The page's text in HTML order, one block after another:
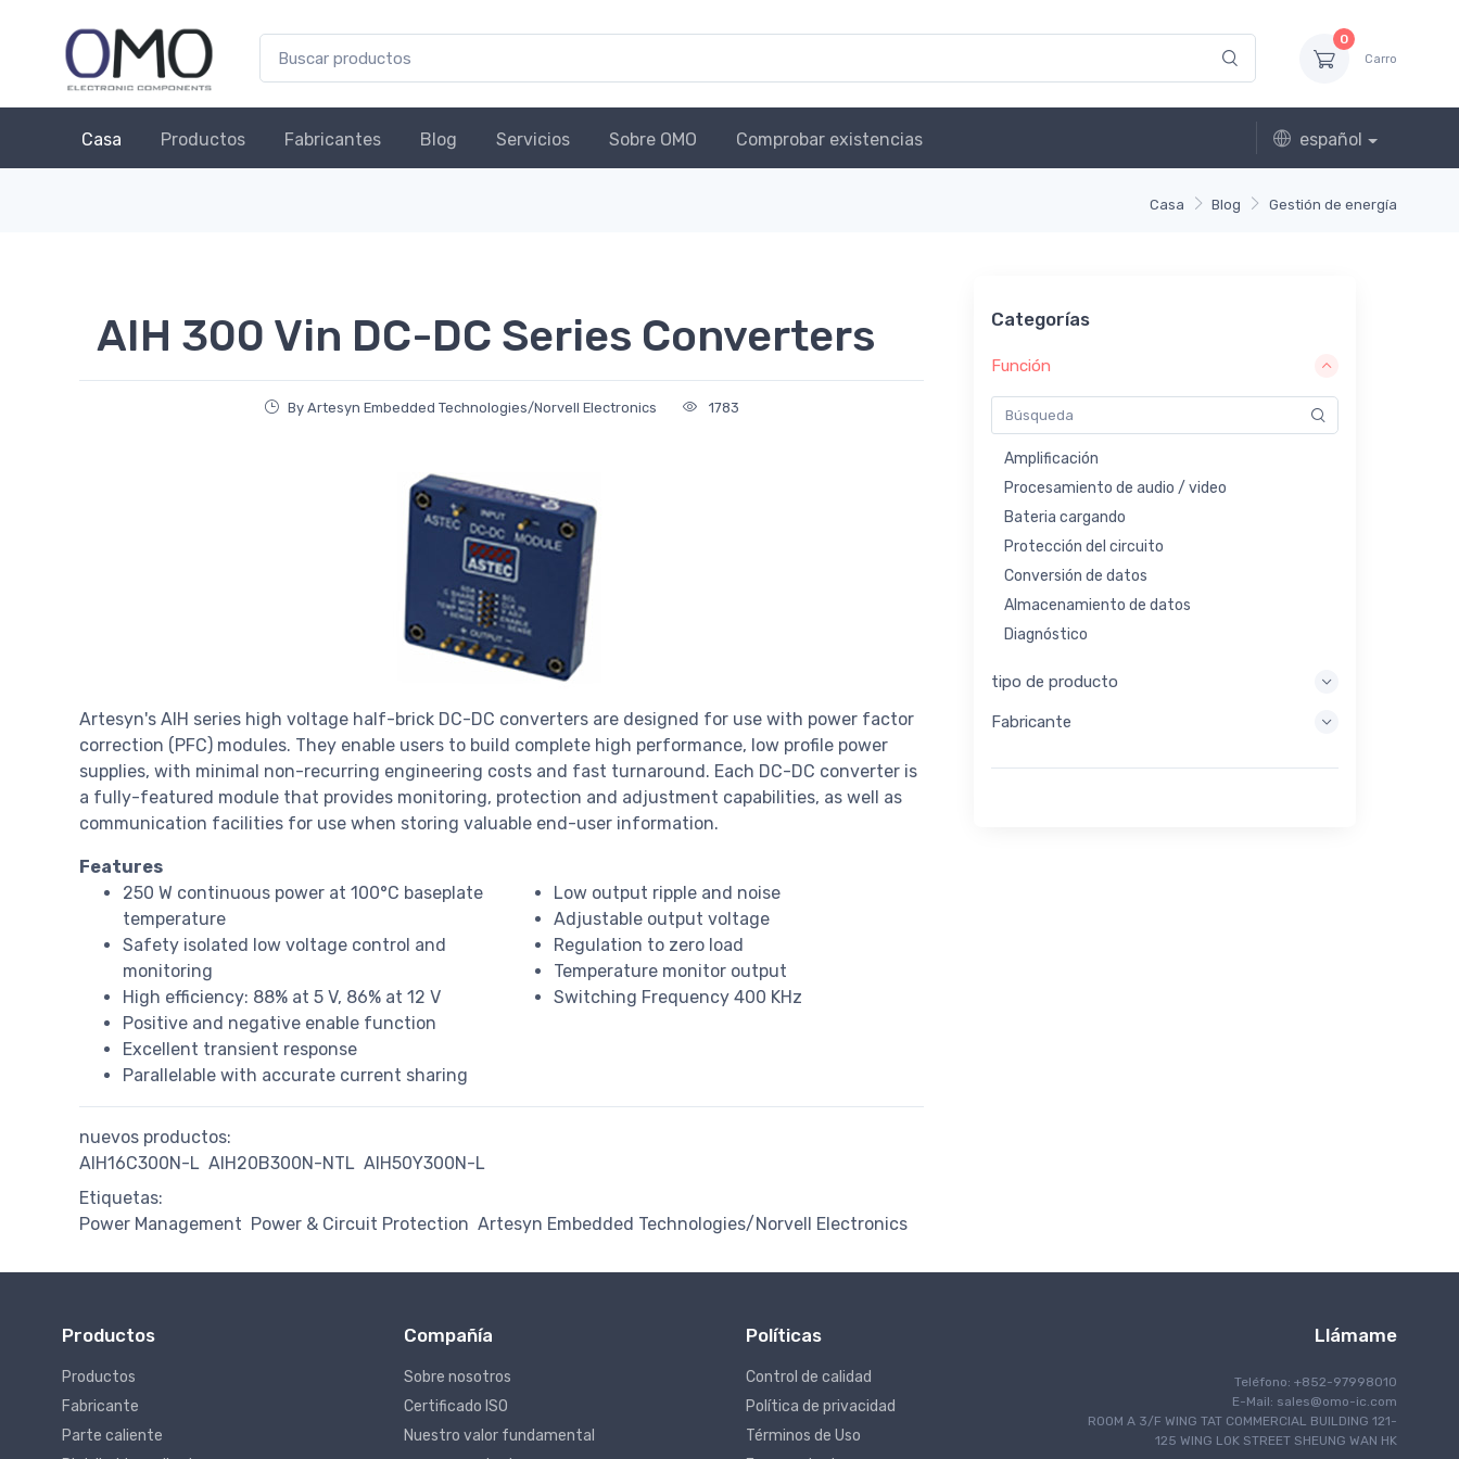
0
Carro
Casa Productos Fabricantes Blog Servicios Sobre OMO Comprobar existencias español
Casa Blog Gestión de energía
AIH 300 Vin DC-DC Series Converters
By Artesyn Embedded Technologies/Norvell Electronics 1783
Artesyn's AIH series high voltage half-brick DC-DC converters are designed for use with power factor
correction (PFC) modules. They enable users to build complete high performance, low profile power
supplies, with minimal non-recurring engineering costs and fast turnaround. Each DC-DC converter is
a fully-featured module that provides monitoring, protection and adjustment capabilities, as well as
communication facilities for use when storing valuable end-user information.
Features
250 W continuous power at 100°C baseplate
temperature
Safety isolated low voltage control and
monitoring
High efficiency: 88% at 5 V, 86% at 12 V
Positive and negative enable function
Excellent transient response
Parallelable with accurate current sharing
Low output ripple and noise
Adjustable output voltage
Regulation to zero load
Temperature monitor output
Switching Frequency 400 KHz
nuevos productos:
AIH16C300N-L AIH20B300N-NTL AIH50Y300N-L
Etiquetas:
Power Management Power & Circuit Protection Artesyn Embedded Technologies/Norvell Electronics
Categorías
Función
Amplificación
Procesamiento de audio / video
Bateria cargando
Protección del circuito
Conversión de datos
Almacenamiento de datos
Diagnóstico
Procesamiento integrado
Recolección de energía
Gestión de temporización y reloj
tipo de producto
Fabricante
Productos
Productos
Fabricante
Parte caliente
Compañía
Sobre nosotros
Certificado ISO
Nuestro valor fundamental
Políticas
Control de calidad
Política de privacidad
Términos de Uso
Llámame
Teléfono: +852-97998010
E-Mail: sales@omo-ic.com
ROOM A 3/F WING TAT COMMERCIAL BUILDING 121-
125 WING LOK STREET SHEUNG WAN HK